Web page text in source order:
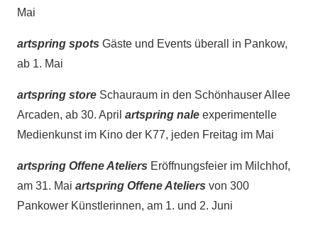
Mai
artspring spots Gäste und Events überall in Pankow,
ab 1. Mai
artspring store Schauraum in den Schönhauser Allee
Arcaden, ab 30. April artspring nale experimentelle
Medienkunst im Kino der K77, jeden Freitag im Mai
artspring Offene Ateliers Eröffnungsfeier im Milchhof,
am 31. Mai artspring Offene Ateliers von 300
Pankower Künstlerinnen, am 1. und 2. Juni